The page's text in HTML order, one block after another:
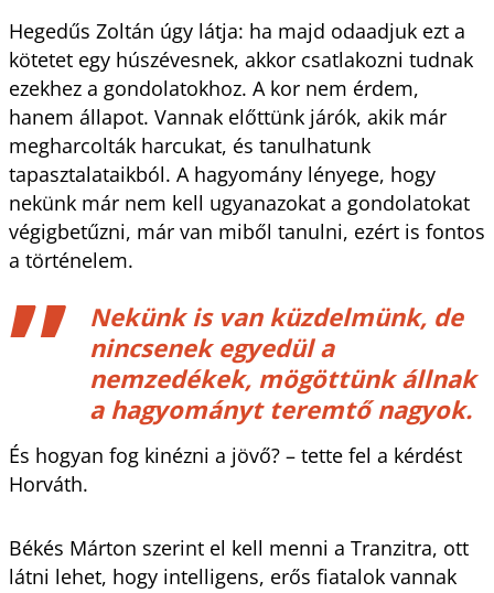
Hegedűs Zoltán úgy látja: ha majd odaadjuk ezt a
kötetet egy húszévesnek, akkor csatlakozni tudnak
ezekhez a gondolatokhoz. A kor nem érdem,
hanem állapot. Vannak előttünk járók, akik már
megharcolták harcukat, és tanulhatunk
tapasztalataikból. A hagyomány lényege, hogy
nekünk már nem kell ugyanazokat a gondolatokat
végigbetűzni, már van miből tanulni, ezért is fontos
a történelem.
Nekünk is van küzdelmünk, de
nincsenek egyedül a
nemzedékek, mögöttünk állnak
a hagyományt teremtő nagyok.
És hogyan fog kinézni a jövő? – tette fel a kérdést
Horváth.
Békés Márton szerint el kell menni a Tranzitra, ott
látni lehet, hogy intelligens, erős fiatalok vannak